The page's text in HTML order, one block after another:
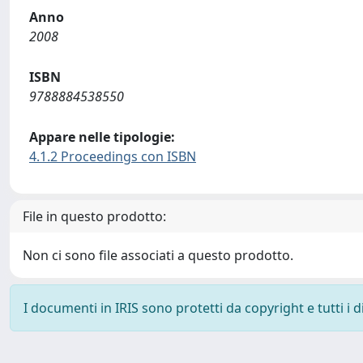
Anno
2008
ISBN
9788884538550
Appare nelle tipologie:
4.1.2 Proceedings con ISBN
File in questo prodotto:
Non ci sono file associati a questo prodotto.
I documenti in IRIS sono protetti da copyright e tutti i